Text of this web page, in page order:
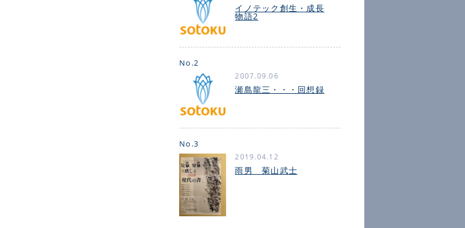
イノテック創生・成長
物語2
No.2
2007.09.06
瀬島龍三・・・回想録
No.3
2019.04.12
雨男 菊山武士